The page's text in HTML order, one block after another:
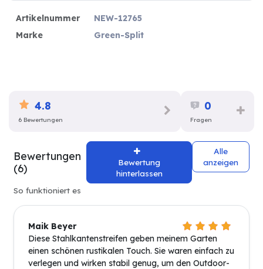
Artikelnummer
NEW-12765
Marke
Green-Split
4.8
6 Bewertungen
0
Fragen
Bewertungen
(6)
Bewertung
hinterlassen
Alle
anzeigen
So funktioniert es
Maik Beyer
Diese Stahlkantenstreifen geben meinem Garten
einen schönen rustikalen Touch. Sie waren einfach zu
verlegen und wirken stabil genug, um den Outdoor-